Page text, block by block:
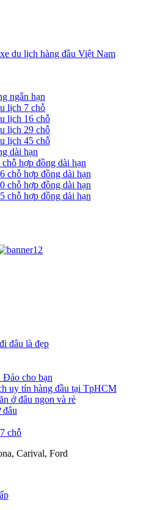
ngắn hạn
lịch 7 chỗ
lịch 16 chỗ
lịch 29 chỗ
lịch 45 chỗ
dài hạn
hợp đồng dài hạn
chỗ hợp đồng dài hạn
chỗ hợp đồng dài hạn
chỗ hợp đồng dài hạn
đâu là đẹp
cho bạn
uy tín hàng đầu tại TpHCM
ở đâu ngon và rẻ
chỗ
Carival, Ford